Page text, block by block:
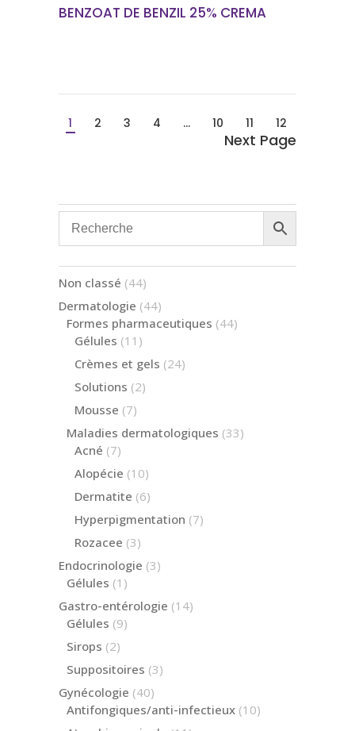
BENZOAT DE BENZIL 25% CREMA
1 2 3 4 … 10 11 12
Non classé 4444
Dermatologie 4444
produits
Formes pharmaceutiques 4444
Gélules 11 11
produits
Crèmes et gels 2424
Solutions 22
Mousse 77
produits
Maladies dermatologiques 3333
Acné 77
Alopécie 1010
Dermatite 66
produits
Hyperpigmentation 77
Rozacee 33
Endocrinologie 33
Gélules 1 1
produit
Gastro-entérologie 1414
Gélules 99
Sirops 22
produits
Suppositoires 33
Gynécologie 4040
produits
Antifongiques/anti-infectieux 1010